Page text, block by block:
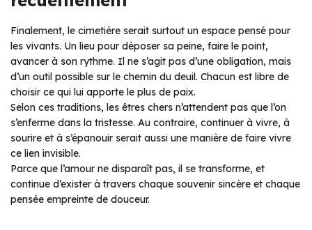
Finalement, le cimetière serait surtout un espace pensé pour
les vivants. Un lieu pour déposer sa peine, faire le point,
avancer à son rythme. Il ne s’agit pas d’une obligation, mais
d’un outil possible sur le chemin du deuil. Chacun est libre de
choisir ce qui lui apporte le plus de paix.
Selon ces traditions, les êtres chers n’attendent pas que l’on
s’enferme dans la tristesse. Au contraire, continuer à vivre, à
sourire et à s’épanouir serait aussi une manière de faire vivre
ce lien invisible.
Parce que l’amour ne disparaît pas, il se transforme, et
continue d’exister à travers chaque souvenir sincère et chaque
pensée empreinte de douceur.